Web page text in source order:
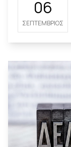
06
ΣΕΠΤΈΜΒΡΙΟΣ